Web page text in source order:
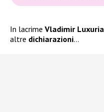
In lacrime Vladimir Luxuria
altre dichiarazioni…